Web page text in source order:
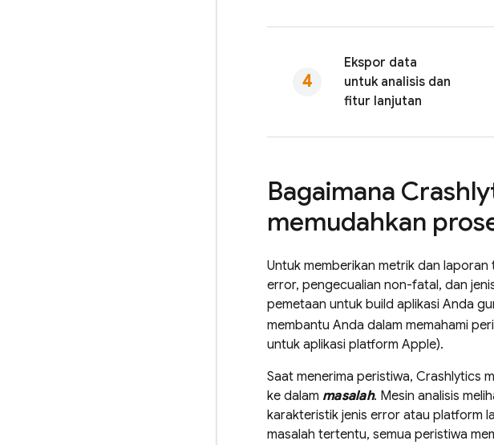
Ekspor data
untuk analisis dan
fitur lanjutan
Bagaimana
memudahkan
Untuk memberikan metrik dan
error, pengecualian non-fatal, dan
pemetaan untuk build aplikasi Anda
membantu Anda dalam memahami
untuk aplikasi platform Apple).
Saat menerima peristiwa, Crashlytics
ke dalam masalah. Mesin analisis
karakteristik jenis error atau platform
masalah tertentu, semua peristiwa